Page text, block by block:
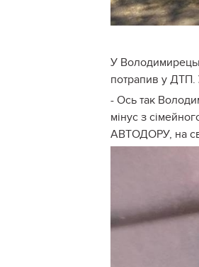
У
потрапив у ДТП.
- Ось так
мінус з
АВТОДОРУ, на